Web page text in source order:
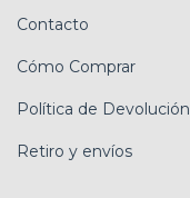
Contacto
Cómo Comprar
Política de Devolución
Retiro y envíos